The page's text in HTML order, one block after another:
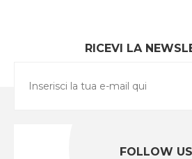
RICEVI LA
FOLLOW US